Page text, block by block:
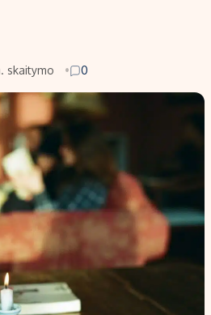
Nedarbo išmokos skaičiuoklė
Indėliai
Indėlių skaičiuoklė
Būsto finansai
Įdomios naujienos
skaitymo 0